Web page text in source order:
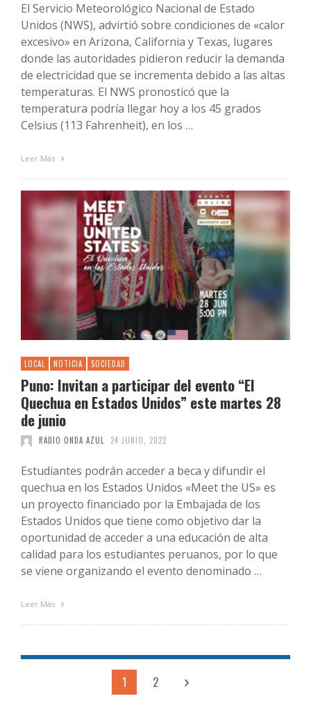
El Servicio Meteorológico Nacional de Estado
Unidos (NWS), advirtió sobre condiciones de «calor
excesivo» en Arizona, California y Texas, lugares
donde las autoridades pidieron reducir la demanda
de electricidad que se incrementa debido a las altas
temperaturas. El NWS pronosticó que la
temperatura podría llegar hoy a los 45 grados
Celsius (113 Fahrenheit), en los …
Leer Más
LOCAL NOTICIA SOCIEDAD
Puno: Invitan a participar del evento “El
Quechua en Estados Unidos” este martes 28
de junio
RADIO ONDA AZUL 24 JUNIO, 2022
Estudiantes podrán acceder a beca y difundir el
quechua en los Estados Unidos «Meet the US» es
un proyecto financiado por la Embajada de los
Estados Unidos que tiene como objetivo dar la
oportunidad de acceder a una educación de alta
calidad para los estudiantes peruanos, por lo que
se viene organizando el evento denominado …
Leer Más
1 2